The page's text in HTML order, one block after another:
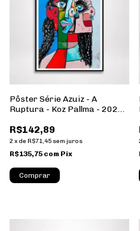
Pôster Série Azuiz - A
Ruptura - Koz Pallma - 2021 -
Moldura
R$142,89
2 x de R$71,45 sem juros
R$135,75 com Pix
Comprar